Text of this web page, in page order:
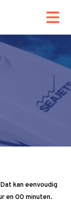
kan eenvoudig
en 00 minuten.